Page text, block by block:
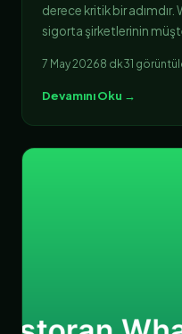
derece kritik bir
sigorta şirketlerinin
7 May 20268 dk31
Devamını Oku →